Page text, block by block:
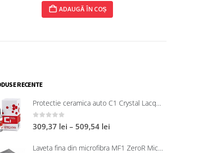
ADAUGĂ ÎN COȘ
RECENTE
Protectie ceramica auto C1 Crystal Lacquer
0 out of 5
309,37 lei – 509,54 lei
Laveta fina din microfibra MF1 ZeroR Microfibre